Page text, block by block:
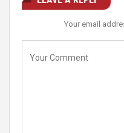
Your email